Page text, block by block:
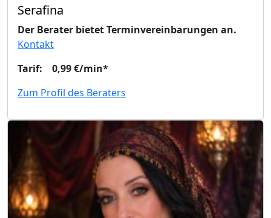
Serafina
Der Berater bietet Terminvereinbarungen an.
Kontakt
Tarif: 0,99 €/min*
Zum Profil des Beraters